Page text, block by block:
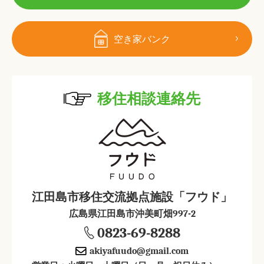
空き家バンク
移住相談連絡先
江田島市移住交流拠点施設「フウド」
広島県江田島市沖美町畑997-2
0823-69-8288
akiyafuudo@gmail.com